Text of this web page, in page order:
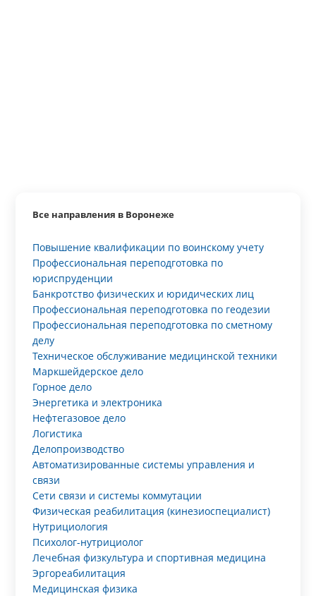
Все направления в Воронеже
Повышение квалификации по воинскому учету
Профессиональная переподготовка по
юриспруденции
Банкротство физических и юридических лиц
Профессиональная переподготовка по геодезии
Профессиональная переподготовка по сметному
делу
Техническое обслуживание медицинской техники
Маркшейдерское дело
Горное дело
Энергетика и электроника
Нефтегазовое дело
Логистика
Делопроизводство
Автоматизированные системы управления и
связи
Сети связи и системы коммутации
Физическая реабилитация (кинезиоспециалист)
Нутрициология
Психолог-нутрициолог
Лечебная физкультура и спортивная медицина
Эргореабилитация
Медицинская физика